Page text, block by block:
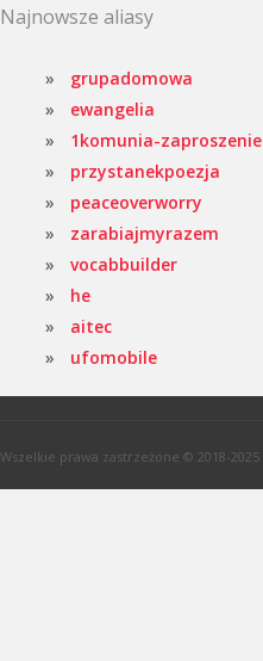
Najnowsze aliasy
grupadomowa
ewangelia
1komunia-zaproszenie
przystanekpoezja
peaceoverworry
zarabiajmyrazem
vocabbuilder
he
aitec
ufomobile
Wszelkie prawa zastrzeżone © 2018-2025